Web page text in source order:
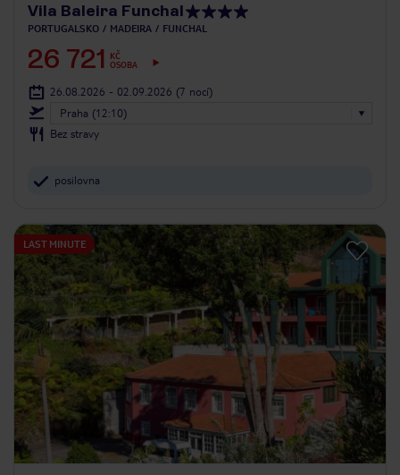
Vila Baleira Funchal
PORTUGALSKO MADEIRA FUNCHAL
26 721
KČ
OSOBA
26.08.2026 - 02.09.2026 (7 nocí)
Praha (12:10)
Bez stravy
posilovna
LAST MINUTE